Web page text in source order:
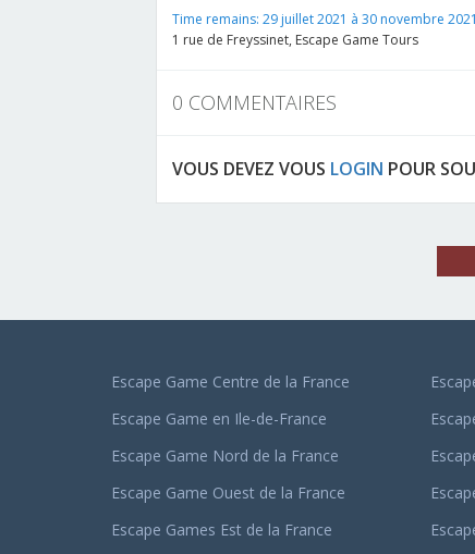
Time remains:29 juillet 2021 à 30 novembre 2021
1 rue de Freyssinet, Escape Game Tours
0 COMMENTAIRES
VOUS DEVEZ VOUS LOGIN POUR
Escape Game Centre de la France
Escape Game en Ile-de-France
Escape Game Nord de la France
Escape Game Ouest de la France
Escape Games Est de la France